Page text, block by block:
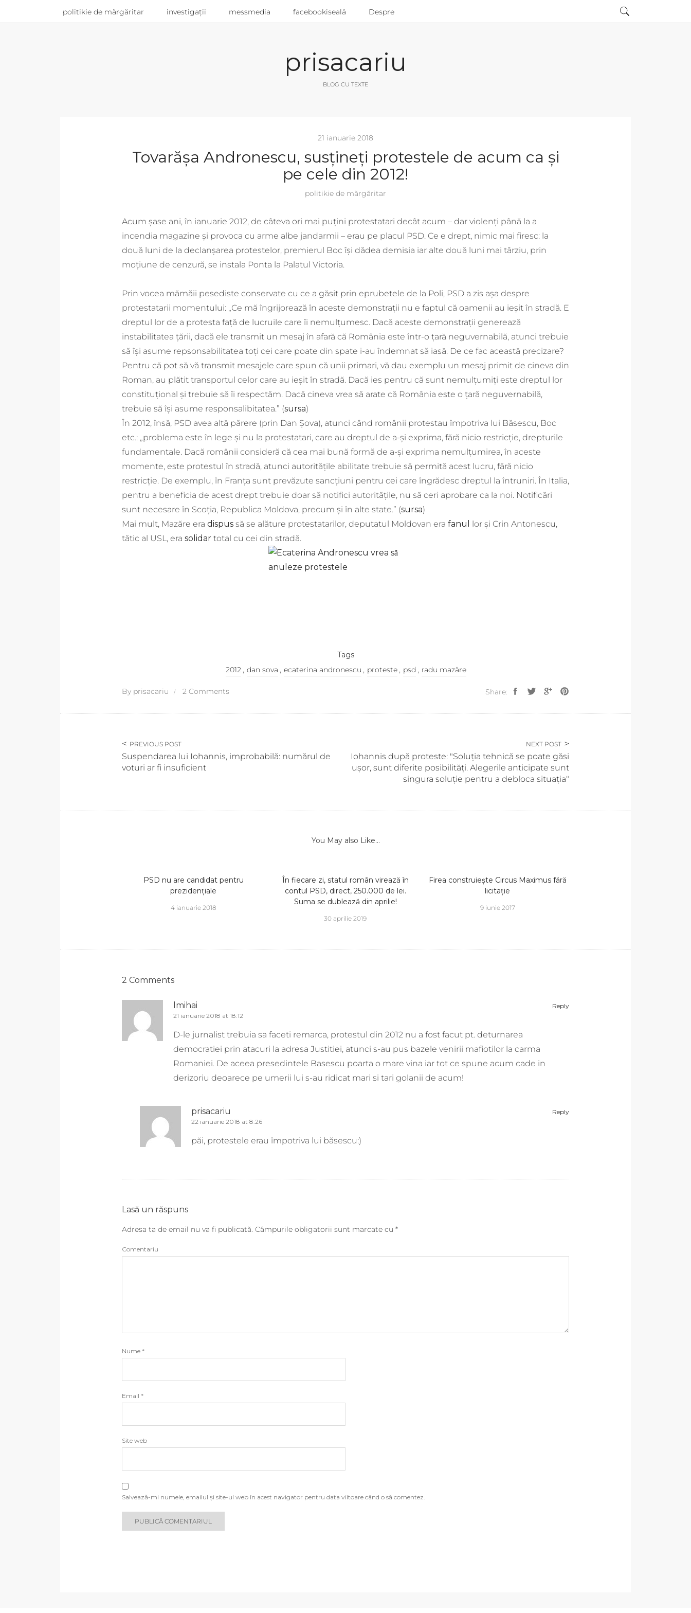
politikie de mărgăritar investigații messmedia facebookiseală Despre
prisacariu
BLOG CU TEXTE
21 ianuarie 2018
Tovarășa Andronescu, susțineți protestele de acum ca și
pe cele din 2012!
politikie de mărgăritar
Acum șase ani, în ianuarie 2012, de câteva ori mai puțini protestatari decât acum – dar violenți până la a
incendia magazine și provoca cu arme albe jandarmii – erau pe placul PSD. Ce e drept, nimic mai firesc: la
două luni de la declanșarea protestelor, premierul Boc își dădea demisia iar alte două luni mai târziu, prin
moțiune de cenzură, se instala Ponta la Palatul Victoria.
Prin vocea mămăii pesediste conservate cu ce a găsit prin eprubetele de la Poli, PSD a zis așa despre
protestatarii momentului: „Ce mă îngrijorează în aceste demonstrații nu e faptul că oamenii au ieșit în stradă. E
dreptul lor de a protesta față de lucruile care îi nemulțumesc. Dacă aceste demonstrații generează
instabilitatea țării, dacă ele transmit un mesaj în afară că România este într-o țară neguvernabilă, atunci trebuie
să își asume repsonsabilitatea toți cei care poate din spate i-au îndemnat să iasă. De ce fac această precizare?
Pentru că pot să vă transmit mesajele care spun că unii primari, vă dau exemplu un mesaj primit de cineva din
Roman, au plătit transportul celor care au ieșit în stradă. Dacă ies pentru că sunt nemulțumiți este dreptul lor
constituțional și trebuie să îi respectăm. Dacă cineva vrea să arate că România este o țară neguvernabilă,
trebuie să își asume responsalibitatea.” (sursa)
În 2012, însă, PSD avea altă părere (prin Dan Șova), atunci când românii protestau împotriva lui Băsescu, Boc
etc.: „problema este în lege și nu la protestatari, care au dreptul de a-și exprima, fără nicio restricție, drepturile
fundamentale. Dacă românii consideră că cea mai bună formă de a-și exprima nemulțumirea, în aceste
momente, este protestul în stradă, atunci autoritățile abilitate trebuie să permită acest lucru, fără nicio
restricție. De exemplu, în Franța sunt prevăzute sancțiuni pentru cei care îngrădesc dreptul la întruniri. În Italia,
pentru a beneficia de acest drept trebuie doar să notifici autoritățile, nu să ceri aprobare ca la noi. Notificări
sunt necesare în Scoția, Republica Moldova, precum și în alte state.” (sursa)
Mai mult, Mazăre era dispus să se alăture protestatarilor, deputatul Moldovan era fanul
lor și Crin Antonescu,
tătic al USL, era solidar total cu cei din stradă.
Tags
2012 , dan șova , ecaterina andronescu , proteste , psd , radu mazăre
By prisacariu 2 Comments Share:
PREVIOUS POST
Suspendarea lui Iohannis, improbabilă: numărul de
voturi ar fi insuficient
NEXT POST
Iohannis după proteste: "Soluția tehnică se poate găsi
ușor, sunt diferite posibilități. Alegerile anticipate sunt
singura soluție pentru a debloca situația"
You May also Like...
PSD nu are candidat pentru
prezidențiale
4 ianuarie 2018
În fiecare zi, statul român virează în
contul PSD, direct, 250.000 de lei.
Suma se dublează din aprilie!
30 aprilie 2019
Firea construiește Circus Maximus fără
licitație
9 iunie 2017
2 Comments
Reply
lmihai
21 ianuarie 2018 at 18:12
D-le jurnalist trebuia sa faceti remarca, protestul din 2012 nu a fost facut pt. deturnarea
democratiei prin atacuri la adresa Justitiei, atunci s-au pus bazele venirii mafiotilor la carma
Romaniei. De aceea presedintele Basescu poarta o mare vina iar tot ce spune acum cade in
derizoriu deoarece pe umerii lui s-au ridicat mari si tari golanii de acum!
Reply
prisacariu
22 ianuarie 2018 at 8:26
păi, protestele erau împotriva lui băsescu:)
Lasă un răspuns
Adresa ta de email nu va fi publicată. Câmpurile obligatorii sunt marcate cu *
Comentariu
Nume *
Email *
Site web
Salvează-mi numele, emailul și site-ul web în acest navigator pentru data viitoare când o să comentez.